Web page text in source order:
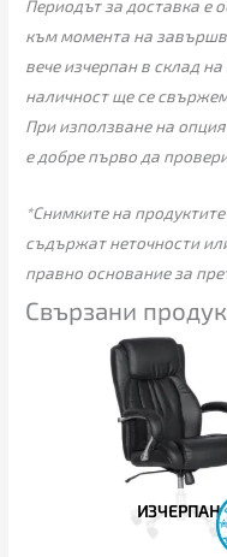
Периодът за доставка е
към момента на
вече изчерпан в склад
наличност ще се
При използване на
е добре първо да
*Снимките на
съдържат неточности
правно основание за
Свързани
ИЗЧЕРПАН